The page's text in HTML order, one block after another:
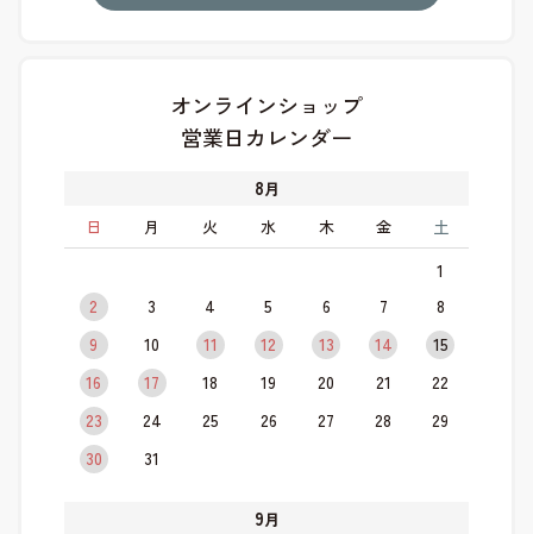
オンラインショップ
営業日カレンダー
8月
日
月 火 水 木 金 土
1
2
3 4 5 6 7
8
9
10 11 12 13 14
15
16
17 18 19 20 21
22
23
24 25 26 27 28
29
30
31
9月